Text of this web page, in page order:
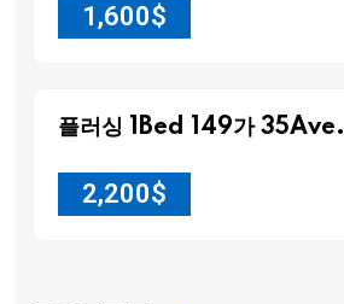
1,600$
플러싱 1Bed 149가 35Ave.
2,200$